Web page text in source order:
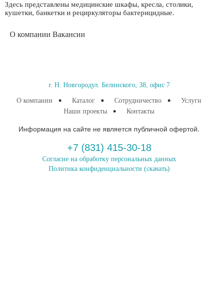
Здесь представлены медицинские шкафы, кресла, столики,
кушетки, банкетки и рециркуляторы бактерицидные.
О компании Вакансии
г. Н. Новгородул. Белинского, 38, офис 7
О компании Каталог Сотрудничество
Услуги
Наши проекты
Контакты
Информация на сайте не является публичной офертой.
+7 (831) 415-30-18
Согласие на обработку персональных данных
Политика конфиденциальности (скачать)